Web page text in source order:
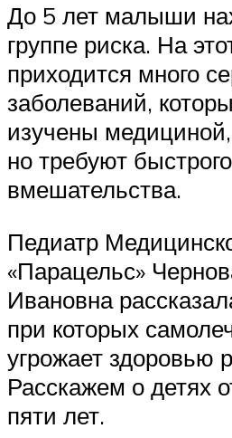
До 5 лет малыши
группе риска. На
приходится много
заболеваний,
изучены медициной,
но требуют
вмешательства.
Педиатр
«Парацельс»
Ивановна
при которых
угрожает здоровью
Расскажем о детях
пяти лет.